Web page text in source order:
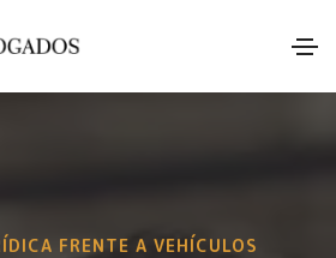
FRENTE A VEHÍCULOS